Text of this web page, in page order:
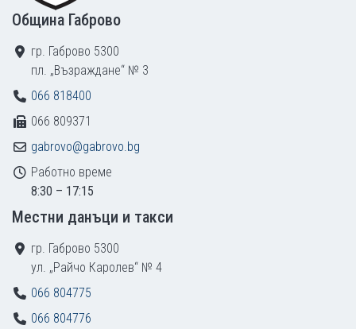
Община Габрово
гр. Габрово 5300
пл. „Възраждане“ № 3
066 818400
066 809371
gabrovo@gabrovo.bg
Работно време
8:30 – 17:15
Местни данъци и такси
гр. Габрово 5300
ул. „Райчо Каролев“ № 4
066 804775
066 804776